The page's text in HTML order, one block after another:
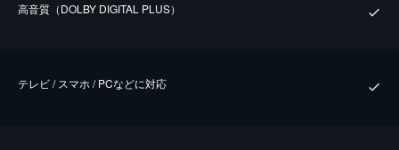
⾼⾳質（DOLBY DIGITAL PLUS）
テレビ / スマホ / PCなどに対応